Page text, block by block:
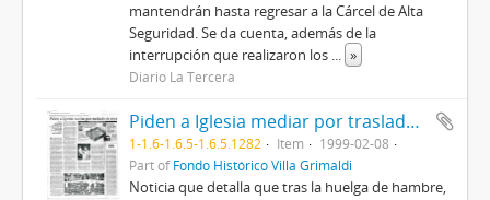
mantendrán hasta regresar a la Cárcel de Alta
Seguridad. Se da cuenta, además de la
interrupción que realizaron los ... »
Diario La Tercera
Piden a Iglesia mediar por traslado de reos
1-1.6-1.6.5-1.6.5.1282 Item
1999-02-08
Part ofFondo Histórico Villa Grimaldi
Noticia que detalla que tras la huelga de hambre,